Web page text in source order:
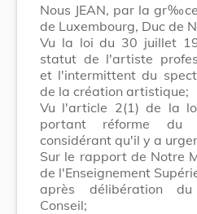
Nous JEAN, par la
de Luxembourg, Duc de
Vu la loi du 30 juillet
statut de l'artiste
et l'intermittent du
de la création artistique;
Vu l'article 2(1) de la
portant réforme du
considérant qu'il y a
Sur le rapport de Notre
de l'Enseignement
après délibération du
Conseil;